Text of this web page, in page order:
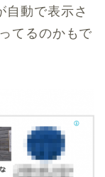
自動で表示さ
てるのかもで